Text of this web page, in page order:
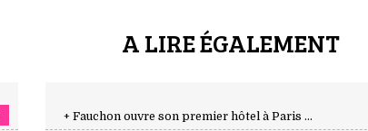
A LIRE ÉGALEMENT
+ Fauchon ouvre son premier hôtel à Paris ...